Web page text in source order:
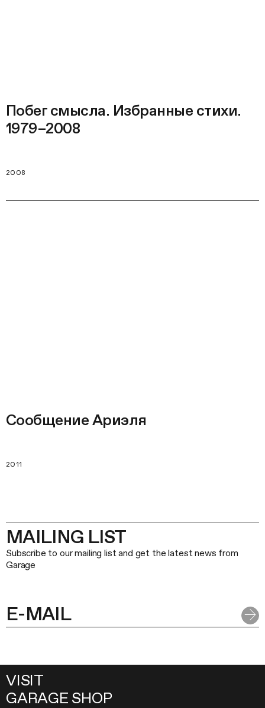
Побег смысла. Избранные стихи.
1979–2008
2008
Сообщение Ариэля
2011
MAILING LIST
Subscribe to our mailing list and get the latest news from
Garage
VISIT
GARAGE SHOP